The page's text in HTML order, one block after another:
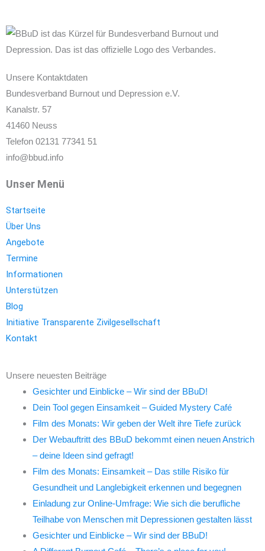
Unsere Kontaktdaten
Bundesverband Burnout und Depression e.V.
Kanalstr. 57
41460 Neuss
Telefon 02131 77341 51
info@bbud.info
Unser Menü
Startseite
Über Uns
Angebote
Termine
Informationen
Unterstützen
Blog
Initiative Transparente Zivilgesellschaft
Kontakt
Unsere neuesten Beiträge
Gesichter und Einblicke – Wir sind der BBuD!
Dein Tool gegen Einsamkeit – Guided Mystery Café
Film des Monats: Wir geben der Welt ihre Tiefe zurück
Der Webauftritt des BBuD bekommt einen neuen Anstrich
– deine Ideen sind gefragt!
Film des Monats: Einsamkeit – Das stille Risiko für
Gesundheit und Langlebigkeit erkennen und begegnen
Einladung zur Online-Umfrage: Wie sich die berufliche
Teilhabe von Menschen mit Depressionen gestalten lässt
Gesichter und Einblicke – Wir sind der BBuD!